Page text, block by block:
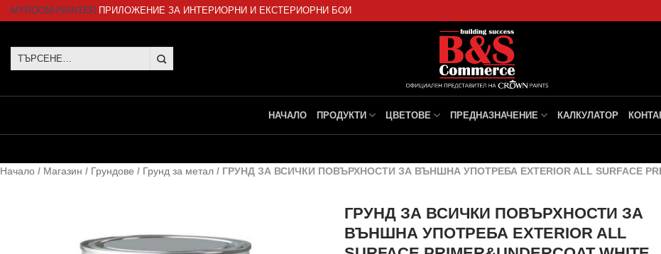
SkipMYROOM-PAINTER ПРИЛОЖЕНИЕ ЗА ИНТЕРИОРНИ И ЕКСТЕРИОРНИ БОИ
Търсене
НАЧАЛО ПРОДУКТИ ЦВЕТОВЕ ПРЕДНАЗНАЧЕНИЕ КАЛКУЛАТОР
Начало / Магазин / Грундове / Грунд за метал / ГРУНД ЗА ВСИЧКИ ПОВЪРХНОСТИ ЗА ВЪНШНА УПОТРЕБА EXTERIOR ALL SURFACE
ГРУНД ЗА ВСИЧКИ ПОВЪРХНОСТИ ЗА
ВЪНШНА УПОТРЕБА EXTERIOR ALL